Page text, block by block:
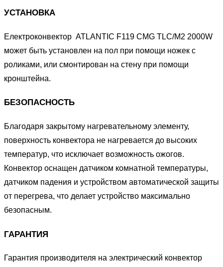
УСТАНОВКА
Електроконвектор ATLANTIC F119 CMG TLC/M2 2000W
может быть установлен на пол при помощи ножек с
роликами, или смонтирован на стену при помощи
кронштейна.
БЕЗОПАСНОСТЬ
Благодаря закрытому нагревательному элементу,
поверхность конвектора не нагревается до высоких
температур, что исключает возможность ожогов.
Конвектор оснащен датчиком комнатной температуры,
датчиком падения и устройством автоматической защиты
от перегрева, что делает устройство максимально
безопасным.
ГАРАНТИЯ
Гарантия производителя на электрический конвектор